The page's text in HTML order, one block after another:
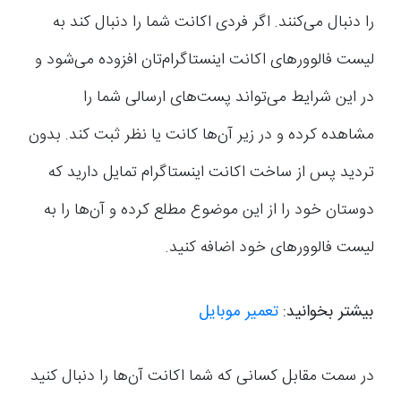
را دنبال می‌کنند. اگر فردی اکانت شما را دنبال کند به
لیست فالوورهای اکانت اینستاگرام‌تان افزوده می‌شود و
در این شرایط می‌تواند پست‌های ارسالی شما را
مشاهده کرده و در زیر آن‌ها کانت یا نظر ثبت کند. بدون
تردید پس از ساخت اکانت اینستاگرام تمایل دارید که
دوستان خود را از این موضوع مطلع کرده و آن‌ها را به
لیست فالوورهای خود اضافه کنید.
بیشتر بخوانید: تعمیر موبایل
در سمت مقابل کسانی که شما اکانت آن‌ها را دنبال کنید